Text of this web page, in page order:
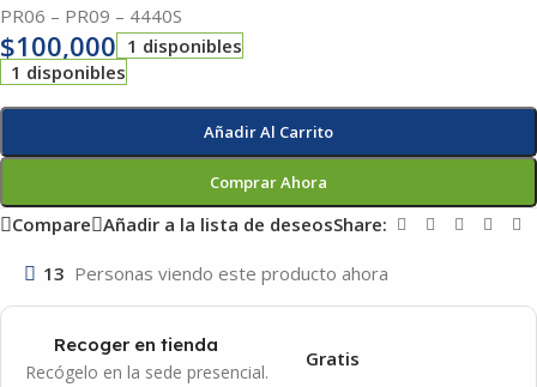
PR06 – PR09 – 4440S
$100,000 1 disponibles
1 disponibles
Añadir Al Carrito
Comprar Ahora
Compare Añadir a la lista de deseosShare:
13 Personas viendo este producto ahora
Recoger en tienda
Recógelo en la sede presencial.
Gratis